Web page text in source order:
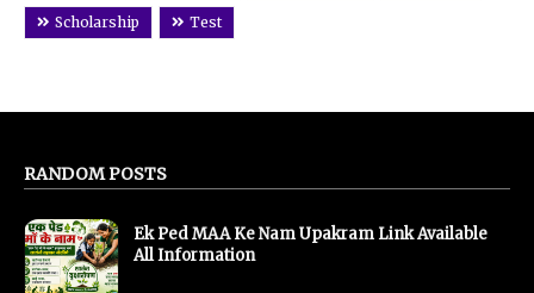
Scholarship Test
RANDOM POSTS
Ek Ped MAA Ke Nam Upakram Link Available
All Information